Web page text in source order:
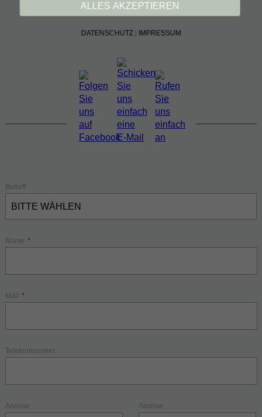
Betreff
Name *
Mail *
Telefonnummer
Anreise Abreise
ALLES AKZEPTIEREN
DATENSCHUTZ| IMPRESSUM